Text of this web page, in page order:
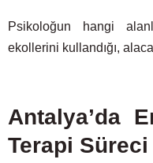
Psikoloğun hangi
ekollerini kullandığı,
Antalya’da
Terapi